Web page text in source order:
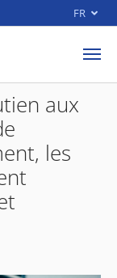
FR
aux
les